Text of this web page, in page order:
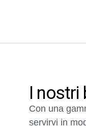
I nostri
Con una
servirvi in